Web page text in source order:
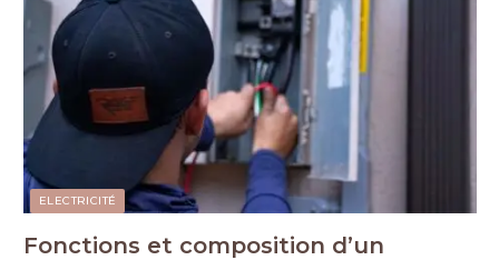
ELECTRICITÉ
Fonctions et composition d’un